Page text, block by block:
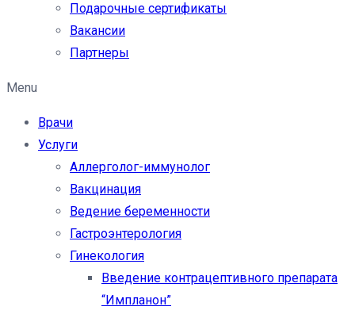
Подарочные сертификаты
Вакансии
Партнеры
Menu
Врачи
Услуги
Аллерголог-иммунолог
Вакцинация
Ведение беременности
Гастроэнтерология
Гинекология
Введение контрацептивного препарата
“Импланон”